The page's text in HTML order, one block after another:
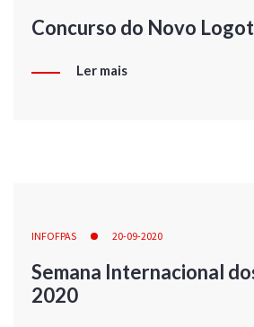
Concurso do Novo
Ler mais
INFOFPAS 20-09-2020
Semana Internacional
2020